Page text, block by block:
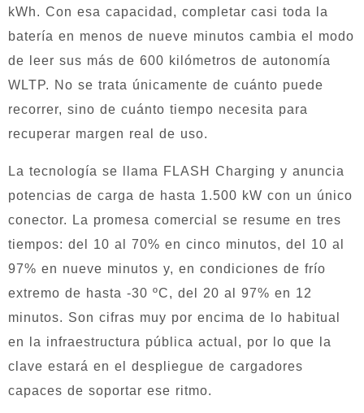
kWh. Con esa capacidad, completar casi toda la
batería en menos de nueve minutos cambia el modo
de leer sus más de 600 kilómetros de autonomía
WLTP. No se trata únicamente de cuánto puede
recorrer, sino de cuánto tiempo necesita para
recuperar margen real de uso.
La tecnología se llama FLASH Charging y anuncia
potencias de carga de hasta 1.500 kW con un único
conector. La promesa comercial se resume en tres
tiempos: del 10 al 70% en cinco minutos, del 10 al
97% en nueve minutos y, en condiciones de frío
extremo de hasta -30 ºC, del 20 al 97% en 12
minutos. Son cifras muy por encima de lo habitual
en la infraestructura pública actual, por lo que la
clave estará en el despliegue de cargadores
capaces de soportar ese ritmo.